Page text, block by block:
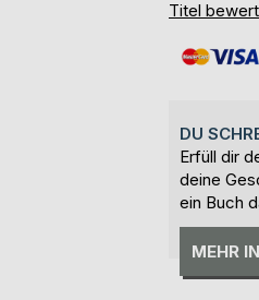
Titel
DU
Erfüll dir
deine
ein Buch
MEHR